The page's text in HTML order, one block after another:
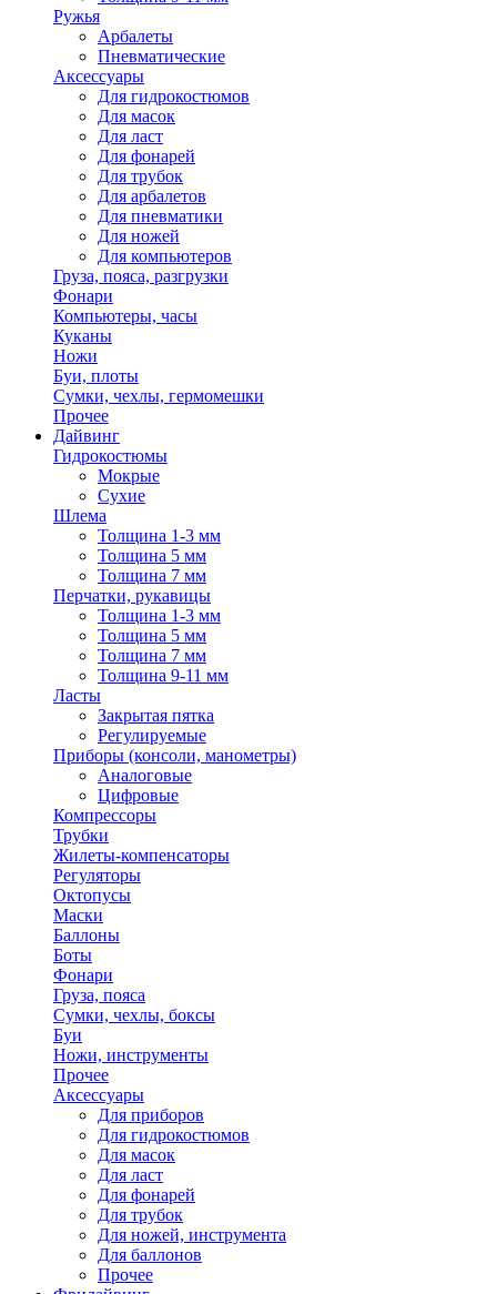
Ружья
Арбалеты
Пневматические
Аксессуары
Для гидрокостюмов
Для масок
Для ласт
Для фонарей
Для трубок
Для арбалетов
Для пневматики
Для ножей
Для компьютеров
Груза, пояса, разгрузки
Фонари
Компьютеры, часы
Куканы
Ножи
Буи, плоты
Сумки, чехлы, гермомешки
Прочее
Дайвинг
Гидрокостюмы
Мокрые
Сухие
Шлема
Толщина 1-3 мм
Толщина 5 мм
Толщина 7 мм
Перчатки, рукавицы
Толщина 1-3 мм
Толщина 5 мм
Толщина 7 мм
Толщина 9-11 мм
Ласты
Закрытая пятка
Регулируемые
Приборы (консоли, манометры)
Аналоговые
Цифровые
Компрессоры
Трубки
Жилеты-компенсаторы
Регуляторы
Октопусы
Маски
Баллоны
Боты
Фонари
Груза, пояса
Сумки, чехлы, боксы
Буи
Ножи, инструменты
Прочее
Аксессуары
Для приборов
Для гидрокостюмов
Для масок
Для ласт
Для фонарей
Для трубок
Для ножей, инструмента
Для баллонов
Прочее